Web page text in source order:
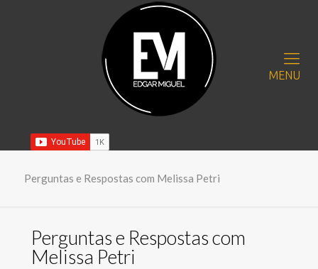
MENU
Perguntas e Respostas com Melissa Petri
Perguntas e Respostas com
Melissa Petri